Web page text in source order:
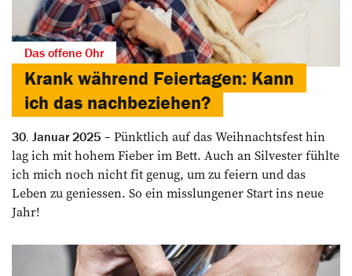
Das offene Ohr
Krank während Feiertagen: Kann
ich das nachbeziehen?
30. Januar 2025
Pünktlich auf das Weihnachtsfest hin
lag ich mit hohem Fieber im Bett. Auch an Silvester fühlte
ich mich noch nicht fit genug, um zu feiern und das
Leben zu geniessen. So ein misslungener Start ins neue
Jahr!